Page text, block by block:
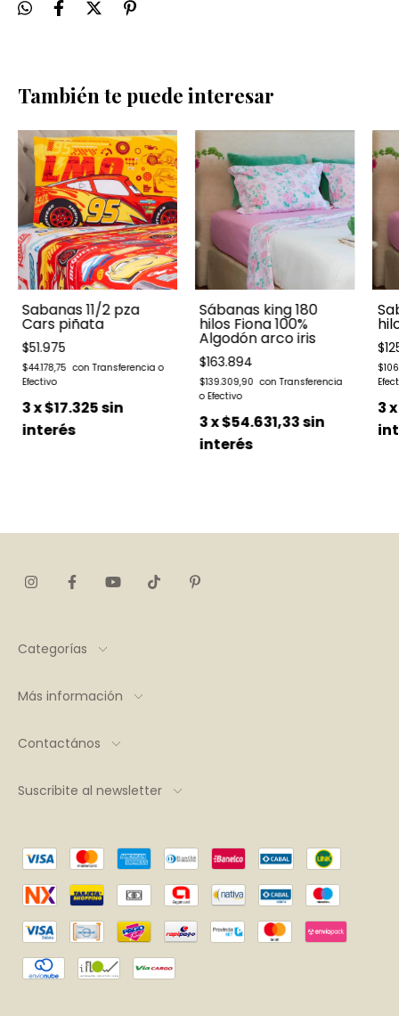
También te puede interesar
Sabanas 11/2 pza
Cars piñata
$51.975
$44.178,75
3x$17.325sin
interés
Sábanas king 180
hilos Fiona 100%
Algodón arco iris
$163.894
$139.309,90
3x$54.631,33sin
interés
3x
Categorías
Más información
Contactános
Suscribite al newsletter